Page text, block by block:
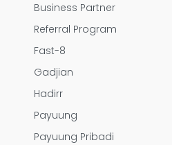
Business Partner
Referral Program
Fast-8
Gadjian
Hadirr
Payuung
Payuung Pribadi